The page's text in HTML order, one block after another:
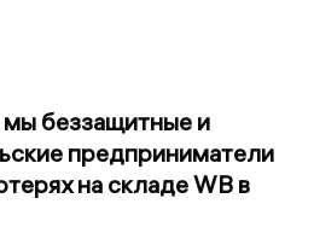
беззащитные и
предприниматели
на складе WB в